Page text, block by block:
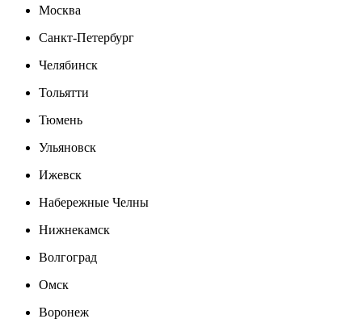
Москва
Санкт-Петербург
Челябинск
Тольятти
Тюмень
Ульяновск
Ижевск
Набережные Челны
Нижнекамск
Волгоград
Омск
Воронеж